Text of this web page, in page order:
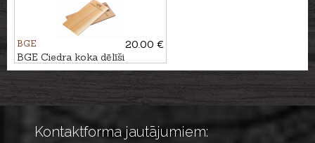
BGE
20.00 €
BGE Ciedra koka dēlīši
grilēšanai, 2gb.
Kontaktforma jautājumiem: